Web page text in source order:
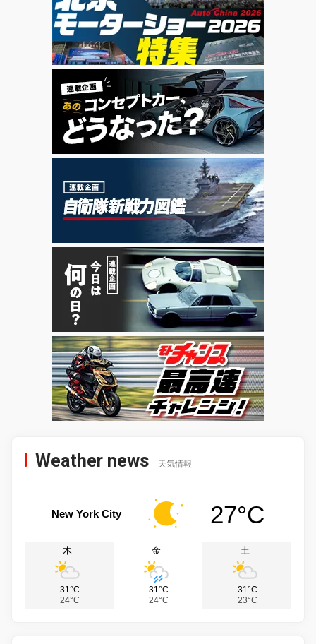
Weather news 天気情報
New York City 27°C
木
31°C
24°C
金
31°C
24°C
土
31°C
23°C